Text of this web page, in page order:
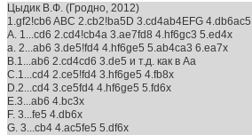
Цыдик В.Ф. (Гродно, 2012)
1.gf2!cb6 ABC 2.cb2!ba5D 3.cd4ab4EFG
A. 1...cd6 2.cd4!cb4a 3.ae7fd8 4.hf6gc3 5.ed4x
a. 2...ab6 3.de5!fd4 4.hf6ge5 5.ab4ca3 6.ea7x
B.1...ab6 2.cd4cd6 3.de5 и т.д. как в Aa
C.1...cd4 2.ce5!fd4 3.hf6ge5 4.fb8x
D.2...cd4 3.ce5fd4 4.hf6ge5 5.fd6x
E.3...ab6 4.bc3x
F. 3...fe5 4.db6x
G. 3...cb4 4.ac5fe5 5.df6x